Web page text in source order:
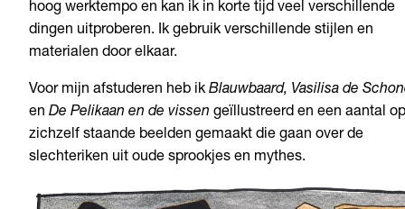
hoog werktempo en kan ik in korte tijd veel verschillende
dingen uitproberen. Ik gebruik verschillende stijlen en
materialen door elkaar.
Voor mijn afstuderen heb ik Blauwbaard, Vasilisa de
en De Pelikaan en de vissen geïllustreerd en een aantal op
zichzelf staande beelden gemaakt die gaan over de
slechteriken uit oude sprookjes en mythes.